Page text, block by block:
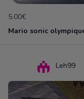
5.00€
Leh99